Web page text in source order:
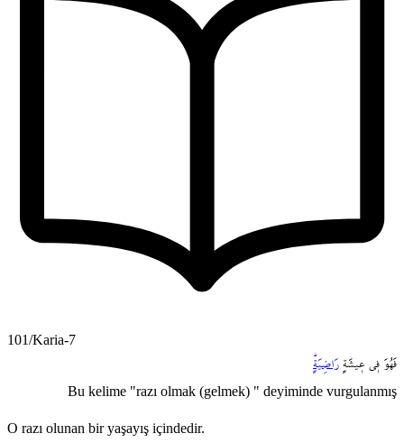
101/Karia-7
فَهُوَ ف۪ي ع۪يشَةٍ رَاضِيَةٍۜ
Bu kelime "razı olmak (gelmek) " deyiminde vurgulanmış
O razı olunan bir yaşayış içindedir.